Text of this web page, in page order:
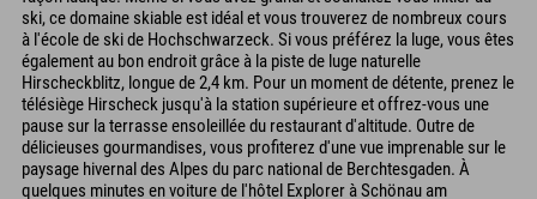
ski, ce domaine skiable est idéal et vous trouverez de nombreux cours
à l'école de ski de Hochschwarzeck. Si vous préférez la luge, vous êtes
également au bon endroit grâce à la piste de luge naturelle
Hirscheckblitz, longue de 2,4 km. Pour un moment de détente, prenez le
télésiège Hirscheck jusqu'à la station supérieure et offrez-vous une
pause sur la terrasse ensoleillée du restaurant d'altitude. Outre de
délicieuses gourmandises, vous profiterez d'une vue imprenable sur le
paysage hivernal des Alpes du parc national de Berchtesgaden. À
quelques minutes en voiture de l'hôtel Explorer à Schönau am